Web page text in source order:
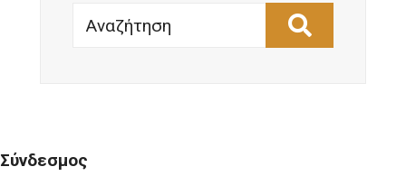
Αναζήτηση
Σύνδεσμος